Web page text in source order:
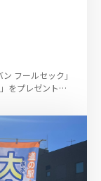
フールセック」
をプレゼントい